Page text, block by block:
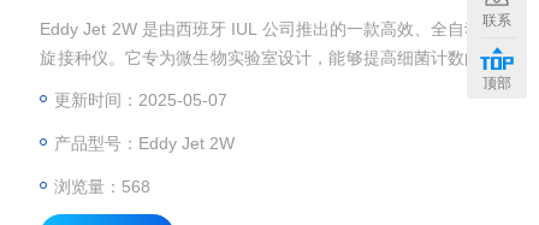
Eddy Jet 2W 是由西班牙 IUL 公司推出的一款高效、全自动螺
旋接种仪。它专为微生物实验室设计，能够提高细菌计数的效
更新时间：2025-05-07
产品型号：Eddy Jet 2W
浏览量：568
联系
顶部